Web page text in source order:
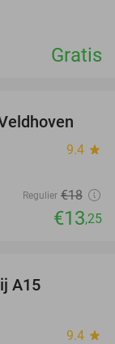
Gratis
26%
9.4 star
Regulier €18
€13,25
A15
9.4 star